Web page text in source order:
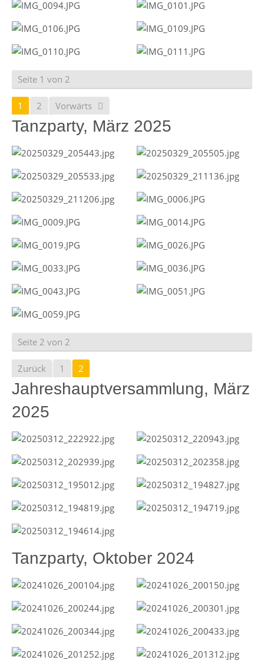
Seite 1 von 2
1 2 Vorwärts
Tanzparty, März 2025
Seite 2 von 2
Zurück 1 2
Jahreshauptversammlung, März
2025
Tanzparty, Oktober 2024